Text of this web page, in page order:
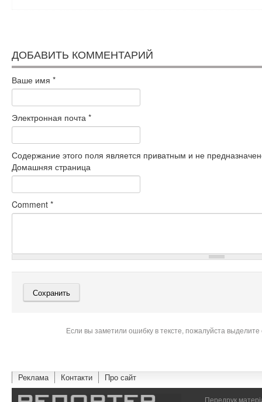
ДОБАВИТЬ КОММЕНТАРИЙ
Ваше имя *
Электронная почта *
Содержание этого поля является приватным и не
Домашняя страница
Comment *
Если вы заметили ошибку в тексте, пожалуйста
Реклама Контакти Про сайт
Передрук